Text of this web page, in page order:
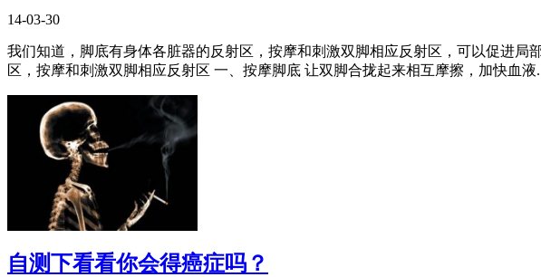
14-03-30
我们知道，脚底有身体各脏器的反射区，按摩和刺激双脚相应反射区，可以促进
区，按摩和刺激双脚相应反射区 一、按摩脚底 让双脚合拢起来相互摩擦，加快血液
自测下看看你会得癌症吗？